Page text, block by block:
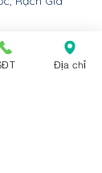
các huyện,
thành từ ĐàĐịa chỉ